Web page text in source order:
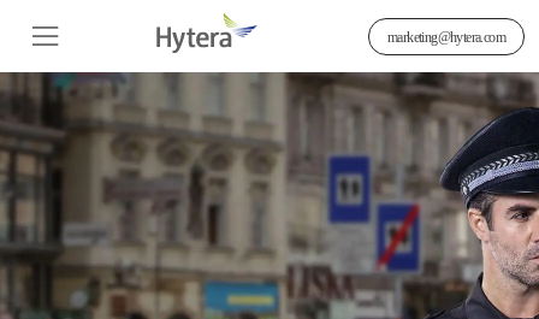
marketing@hytera.com